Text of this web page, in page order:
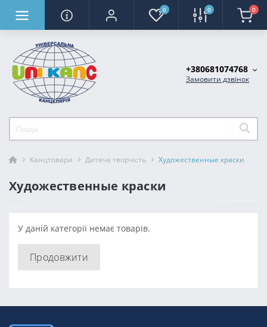
0 0 0
+380681074768
Замовити дзвінок
Канцтовари Дитяча творчість Художественные краски
Художественные краски
У даній категорії немає товарів.
Продовжити